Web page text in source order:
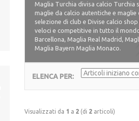
Maglia Turchia divisa calcio
maglie da calcio autentiche e
selezione di club e Divise calcio
veloci e competitive in tutto il
Barcellona, Maglia Real Madrid,
Maglia Bayern Maglia Monaco.
ELENCA PER:
Visualizzati da 1 a 2 (di 2 articoli)